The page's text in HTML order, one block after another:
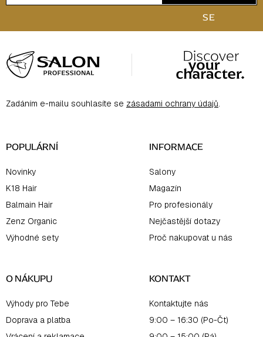
SE
á
p
aZadáním e-mailu souhlasíte se zásadami ochrany údajů.
POPULÁRNÍ
Novinky
K18 Hair
Balmain Hair
Zenz Organic
Výhodné sety
INFORMACE
Salony
Magazín
Pro profesionály
Nejčastější dotazy
Proč nakupovat u nás
O NÁKUPU
Výhody pro Tebe
Doprava a platba
KONTAKT
Kontaktujte nás
9:00 – 16:30 (Po-Čt)